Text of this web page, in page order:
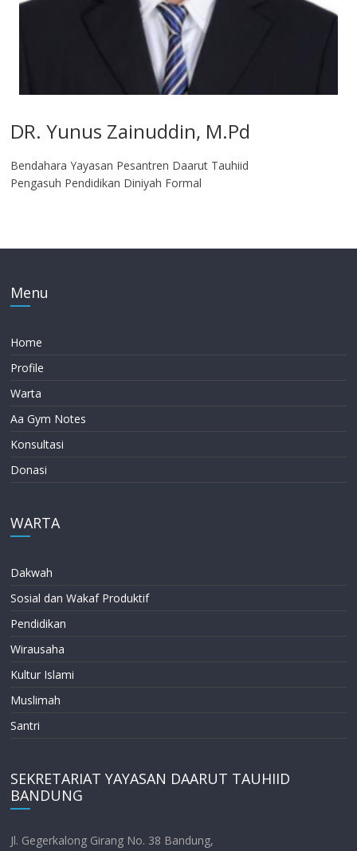
DR. Yunus Zainuddin, M.Pd
Bendahara Yayasan Pesantren Daarut Tauhiid
Pengasuh Pendidikan Diniyah Formal
Menu
Home
Profile
Warta
Aa Gym Notes
Konsultasi
Donasi
WARTA
Dakwah
Sosial dan Wakaf Produktif
Pendidikan
Wirausaha
Kultur Islami
Muslimah
Santri
SEKRETARIAT YAYASAN DAARUT TAUHIID
BANDUNG
Jl. Gegerkalong Girang No. 38 Bandung,